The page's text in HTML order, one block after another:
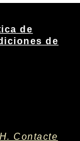
de
de
Contacte